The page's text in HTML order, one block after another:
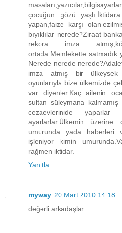
çocuğun gözü
yapan,faize karşı
bıyıklılar nerede?Ziraat
rekora imza
ortada.Memlekette satmadık
Nerede nerede
imza atmış bir ülkeysek
oyunlarıyla bize ülkemizde
var diyenler.Kaç ailenin
sultan süleymana
cezaevlerinide
ayarlarlar.Ülkemin üzerine
umurunda yada haberleri
işleniyor kimin
rağmen iktidar.
Yanıtla
myway 20 Mart 2010 14:18
değerli arkadaşlar